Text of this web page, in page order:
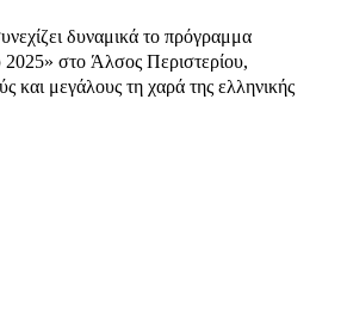
δυναμικά το πρόγραμμα
2025» στο Άλσος Περιστερίου,
και μεγάλους τη χαρά της ελληνικής